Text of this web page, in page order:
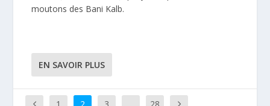
moutons des Bani Kalb.
EN SAVOIR PLUS